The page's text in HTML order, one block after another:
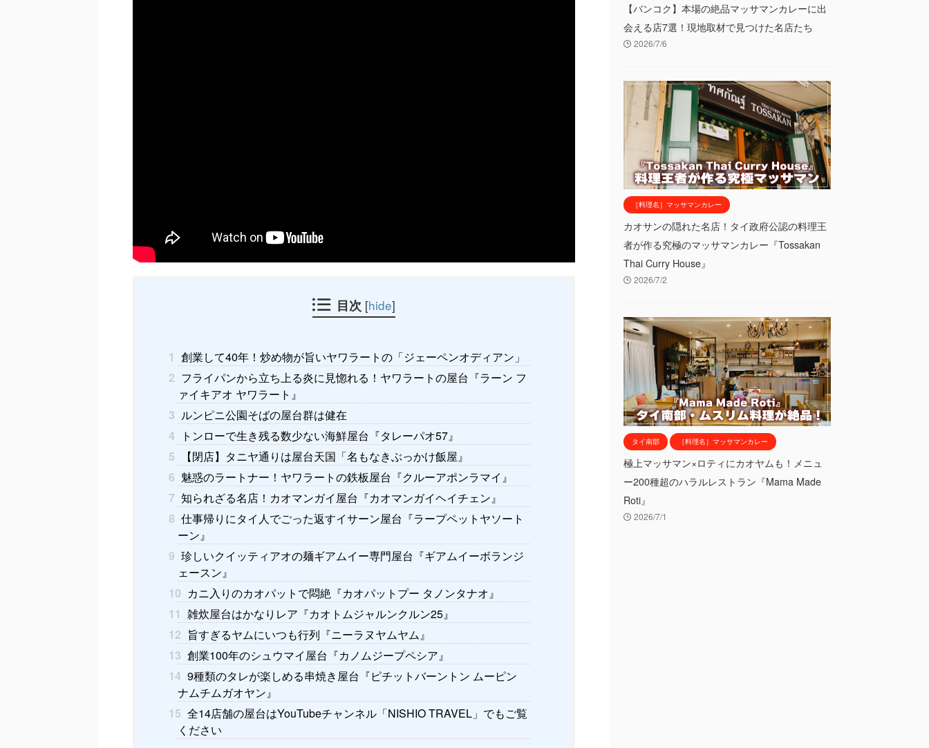
目次 [hide]
1 創業して40年！炒め物が旨いヤワラートの「ジェーペンオディアン」
2 フライパンから立ち上る炎に見惚れる！ヤワラートの屋台『ラーン フ
ァイキアオ ヤワラート』
3 ルンピニ公園そばの屋台群は健在
4
トンローで生き残る数少ない海鮮屋台『タレーパオ57』
5
【閉店】タニヤ通りは屋台天国「名もなきぶっかけ飯屋』
6 魅惑のラートナー！ヤワラートの鉄板屋台『クルーアポンラマイ』
7 知られざる名店！カオマンガイ屋台『カオマンガイヘイチェン』
8 仕事帰りにタイ人でごった返すイサーン屋台『ラープペットヤソート
ーン』
9 珍しいクイッティアオの麺ギアムイー専門屋台『ギアムイーボランジ
ェースン』
10 カニ入りのカオパットで悶絶『カオパットプー タノンタナオ』
11 雑炊屋台はかなりレア『カオトムジャルンクルン25』
12 旨すぎるヤムにいつも行列『ニーラヌヤムヤム』
13 創業100年のシュウマイ屋台『カノムジープペシア』
14 9種類のタレが楽しめる串焼き屋台『ピチットバーントン ムーピン
ナムチムガオヤン』
15 全14店舗の屋台はYouTubeチャンネル「NISHIO TRAVEL」でもご覧
ください
【バンコク】本場の絶品マッサマンカレーに出
会える店7選！現地取材で見つけた名店たち
2026/7/6
［料理名］マッサマンカレー
カオサンの隠れた名店！タイ政府公認の料理王
者が作る究極のマッサマンカレー『Tossakan
Thai Curry House』
2026/7/2
タイ南部 ［料理名］マッサマンカレー
極上マッサマン×ロティにカオヤムも！メニュ
ー200種超のハラルレストラン『Mama Made
Roti』
2026/7/1